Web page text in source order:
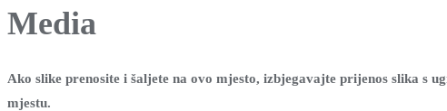
Media
Ako slike prenosite i šaljete na ovo mjesto, izbjegavajte prijenos slika s
mjestu.